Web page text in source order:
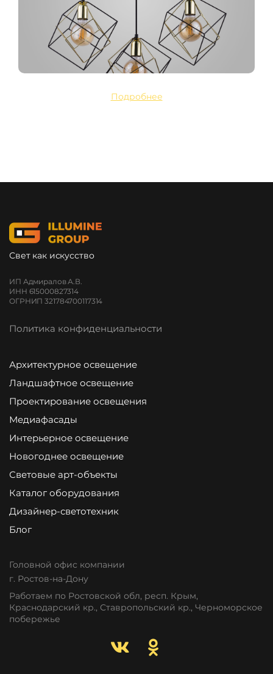
Подробнее
Свет как искусство
ИП Адмиралов А.В.
ИНН 615000827314
ОГРНИП 321784700117314
Политика конфиденциальности
Архитектурное освещение
Ландшафтное освещение
Проектирование освещения
Медиафасады
Интерьерное освещение
Новогоднее освещение
Световые арт-объекты
Каталог оборудования
Дизайнер-светотехник
Блог
Головной офис компании
г. Ростов-на-Дону
Работаем по Ростовской обл, респ. Крым,
Краснодарский кр., Ставропольский кр., Черноморское
побережье